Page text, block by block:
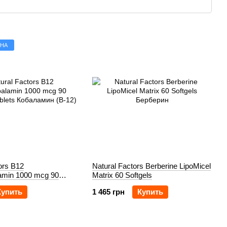
для ежедневного здоровья!
B12
1000 mcg 90
Natural Factors Berberine LipoMicel
Matrix 60 Softgels
1 465 грн
Купить